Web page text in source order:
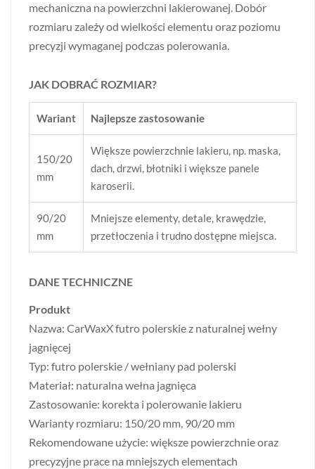
mechaniczna na powierzchni lakierowanej. Dobór
rozmiaru zależy od wielkości elementu oraz poziomu
precyzji wymaganej podczas polerowania.
JAK DOBRAĆ ROZMIAR?
Wariant Najlepsze zastosowanie
150/20
mm
Większe powierzchnie lakieru, np. maska,
dach, drzwi, błotniki i większe panele
karoserii.
90/20
mm
Mniejsze elementy, detale, krawędzie,
przetłoczenia i trudno dostępne miejsca.
DANE TECHNICZNE
Produkt
Nazwa: CarWaxX futro polerskie z naturalnej wełny
jagnięcej
Typ: futro polerskie / wełniany pad polerski
Materiał: naturalna wełna jagnięca
Zastosowanie: korekta i polerowanie lakieru
Warianty rozmiaru: 150/20 mm, 90/20 mm
Rekomendowane użycie: większe powierzchnie oraz
precyzyjne prace na mniejszych elementach